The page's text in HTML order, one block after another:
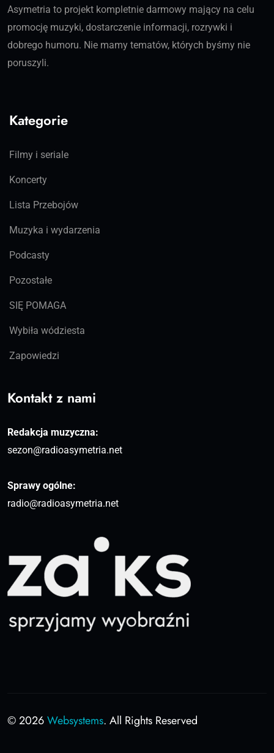
Asymetria to projekt kompletnie darmowy mający na celu
promocję muzyki, dostarczenie informacji, rozrywki i
dobrego humoru. Nie mamy tematów, których byśmy nie
poruszyli.
Kategorie
Filmy i seriale
Koncerty
Lista Przebojów
Muzyka i wydarzenia
Podcasty
Pozostałe
SIĘ POMAGA
Wybiła wódziesta
Zapowiedzi
Kontakt z nami
Redakcja muzyczna:
sezon@radioasymetria.net
Sprawy ogólne:
radio@radioasymetria.net
© 2026Websystems. All Rights Reserved